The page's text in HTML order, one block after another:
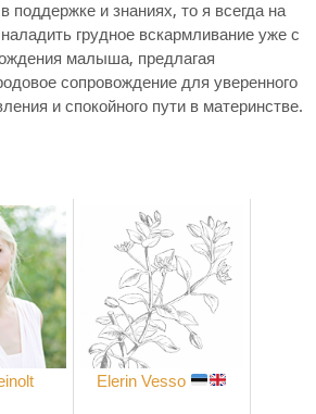
поддержке и знаниях, то я всегда на
грудное вскармливание уже с
малыша, предлагая
сопровождение для уверенного
и спокойного пути в материнстве.
Elerin Vesso